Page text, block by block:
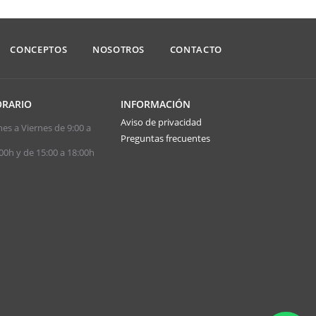
CONCEPTOS NOSOTROS CONTACTO
a Viernes de 9:00 a
y de 15:00 a 18:00h
INFORMACIÓN
Aviso de privacidad
Preguntas frecuentes